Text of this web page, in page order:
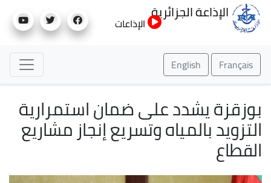
إلى
الإذاعة الجزائرية
الإذاعات
Français
English
بوزقزة يشدد على ضمان استمرارية
التزويد بالمياه وتسريع إنجاز مشاريع
القطاع